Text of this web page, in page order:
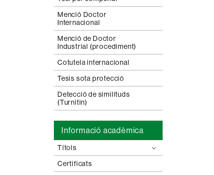
Menció Doctor
Internacional
Menció de Doctor
Industrial (procediment)
Cotutela internacional
Tesis sota protecció
Detecció de similituds
(Turnitin)
Informació acadèmica
Títols
Certificats